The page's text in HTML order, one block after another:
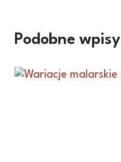
Podobne wpisy